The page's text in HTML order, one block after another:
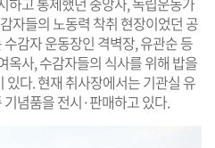
자들의 노동력 착취 현장이었던 공
감자 운동장인 격벽장, 유관순 등
옥사, 수감자들의 식사를 위해 밥을
있다. 현재 취사장에서는 기관실 유
념품을 전시·판매하고 있다.